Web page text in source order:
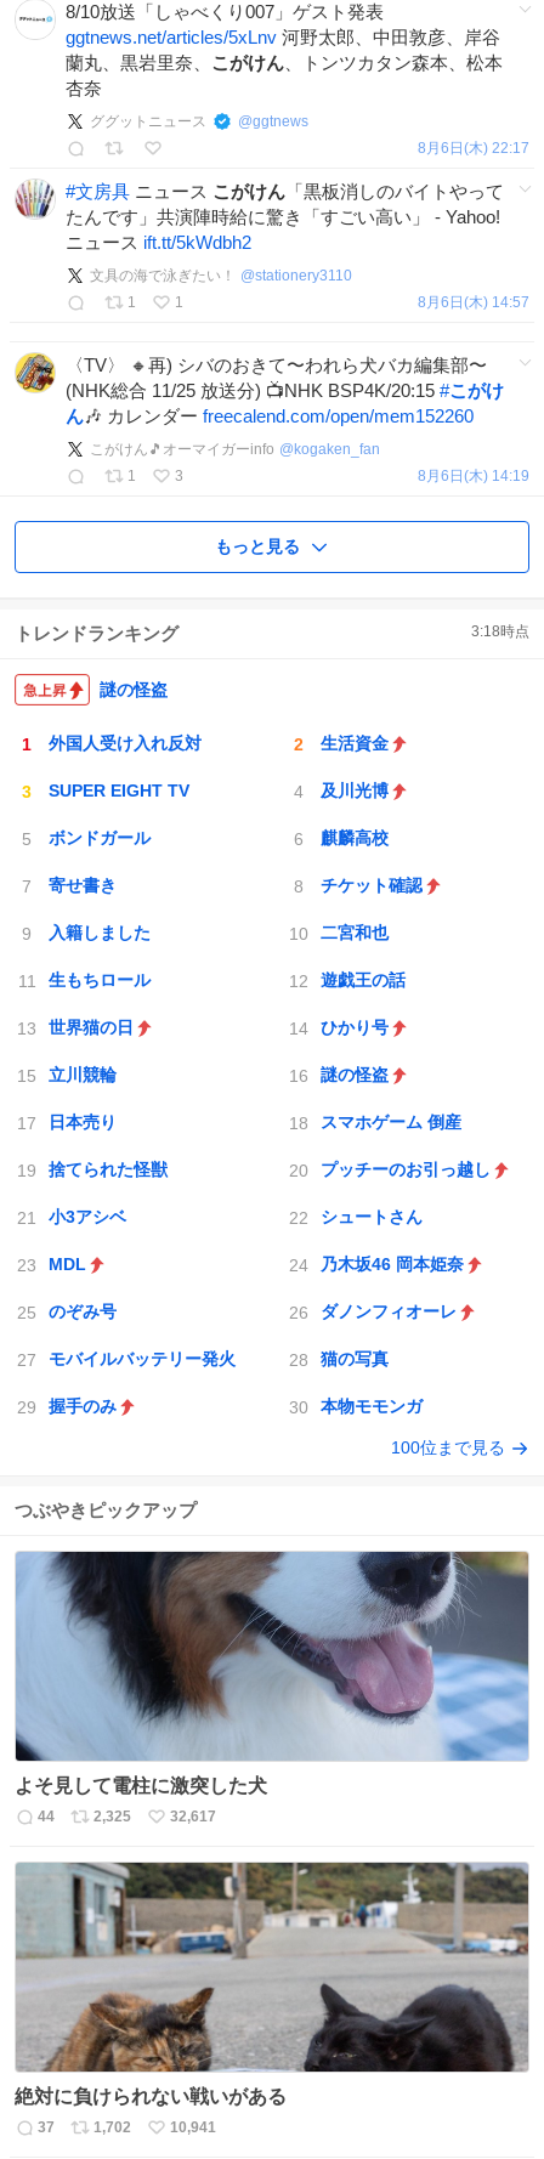
8/10放送「しゃべくり007」ゲスト発表
ggtnews.net/articles/5xLnv 河野太郎、中田敦彦、岸谷
蘭丸、黒岩里奈、 こがけん 、トンツカタン森本、松本
杏奈
ググットニュース @ggtnews
8月6日(木) 22:17
#文房具 ニュース こがけん 「黒板消しのバイトやって
たんです」共演陣時給に驚き「すごい高い」 - Yahoo!
ニュース ift.tt/5kWdbh2
文具の海で泳ぎたい！ @stationery3110
1
1 8月6日(木) 14:57
〈TV〉 🔸再) シバのおきて〜われら犬バカ編集部〜
(NHK総合 11/25 放送分) 📺NHK BSP4K/20:15 #こがけ
ん🎶 カレンダー freecalend.com/open/mem152260
こがけん🎵オーマイガーinfo @ kogaken_fan
1
3 8月6日(木) 14:19
もっと見る
トレンドランキング 3:18時点
謎の怪盗
外国人受け入れ反対 生活資金
SUPER EIGHT TV 及川光博
ボンドガール 麒麟高校
寄せ書き チケット確認
入籍しました 二宮和也
生もちロール 遊戯王の話
世界猫の日 ひかり号
立川競輪 謎の怪盗
日本売り スマホゲーム 倒産
捨てられた怪獣 プッチーのお引っ越し
小3アシベ シュートさん
MDL 乃木坂46 岡本姫奈
のぞみ号 ダノンフィオーレ
モバイルバッテリー発火 猫の写真
握手のみ 本物モモンガ
100位まで見る
つぶやきピックアップ
よそ見して電柱に激突した犬
返
数
44
リ
ス
ト
数
2,325
い
ね
数
32,617
絶対に負けられない戦いがある
返
37
リ
1,702
い
10,941